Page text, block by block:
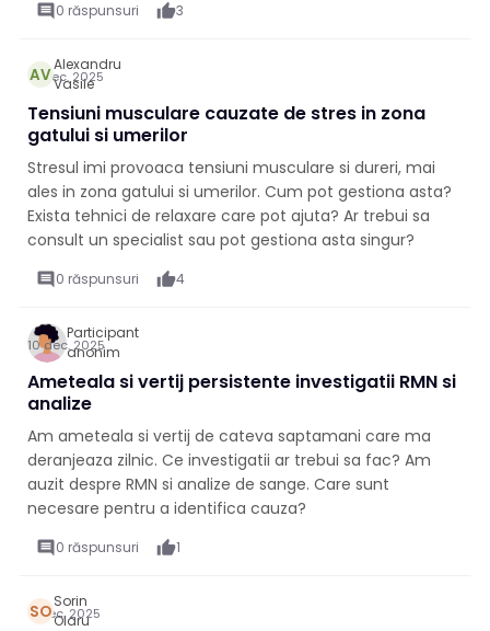
comment 0 răspunsuri thumb_up3
AVAlexandru
Vasile
13 dec. 2025
Tensiuni musculare cauzate de stres in zona
gatului si umerilor
Stresul imi provoaca tensiuni musculare si dureri, mai
ales in zona gatului si umerilor. Cum pot gestiona asta?
Exista tehnici de relaxare care pot ajuta? Ar trebui sa
consult un specialist sau pot gestiona asta singur?
comment 0 răspunsuri thumb_up4
Participant
anonim
10 dec. 2025
Ameteala si vertij persistente investigatii RMN si
analize
Am ameteala si vertij de cateva saptamani care ma
deranjeaza zilnic. Ce investigatii ar trebui sa fac? Am
auzit despre RMN si analize de sange. Care sunt
necesare pentru a identifica cauza?
comment 0 răspunsuri thumb_up1
SOSorin
Olaru
6 dec. 2025